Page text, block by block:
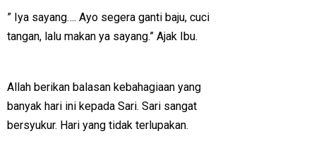
” Iya sayang…. Ayo segera ganti baju, cuci
tangan, lalu makan ya sayang.” Ajak Ibu.
Allah berikan balasan kebahagiaan yang
banyak hari ini kepada Sari. Sari sangat
bersyukur. Hari yang tidak terlupakan.